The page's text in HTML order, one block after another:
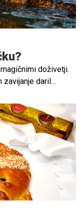
so bili pridni!
doživetji.
zavijanje daril
pisma
zagledajo
ritual pisanja
nekaj idej,